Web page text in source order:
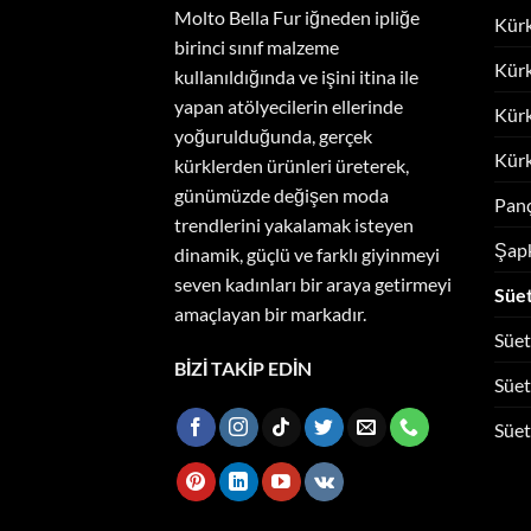
Molto Bella Fur iğneden ipliğe
birinci sınıf malzeme
kullanıldığında ve işini itina ile
yapan atölyecilerin ellerinde
yoğurulduğunda, gerçek
kürklerden ürünleri üreterek,
günümüzde değişen moda
trendlerini yakalamak isteyen
dinamik, güçlü ve farklı giyinmeyi
seven kadınları bir araya getirmeyi
amaçlayan bir markadır.
BİZİ TAKİP EDİN